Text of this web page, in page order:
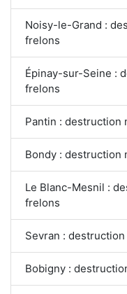
Noisy-le-Grand :
frelons
Épinay-sur-Seine :
frelons
Pantin : destruction
Bondy : destruction
Le Blanc-Mesnil :
frelons
Sevran :
Bobigny :